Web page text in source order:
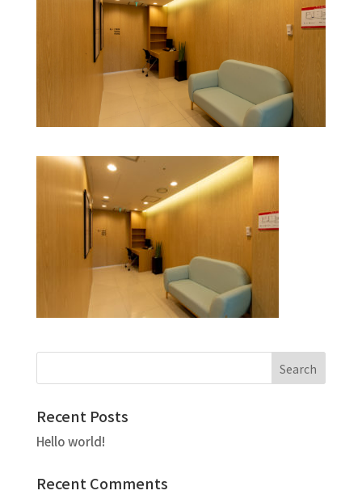
Recent Posts
Hello world!
Recent Comments